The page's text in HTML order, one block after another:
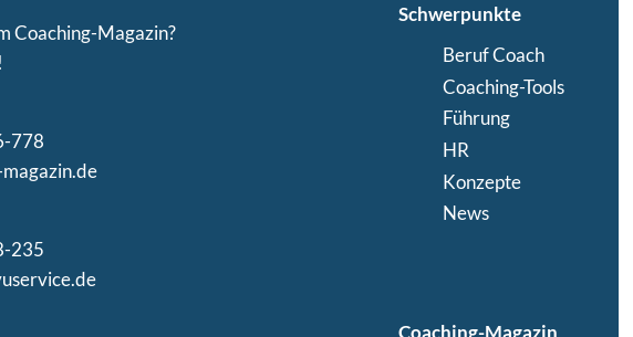
Coaching-Magazin?
778
235
Schwerpunkte
Beruf Coach
Coaching-Tools
Führung
HR
Konzepte
News
Coaching-Magazin